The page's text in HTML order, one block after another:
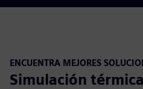
ENCUENTRA MEJORES
Simulación